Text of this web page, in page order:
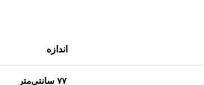
اندازه
۷۷ سانتی‌متر